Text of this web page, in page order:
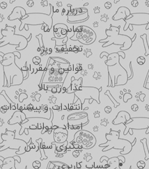
درباره ما
تماس با ما
تخفیف ویژه
قوانین و مقررات
غذا وزن بالا
انتقادات و پیشنهادات
امداد حیوانات
پیگیری سفارش